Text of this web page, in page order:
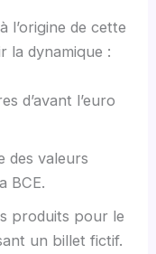
l’origine de cette
la dynamique :
d’avant l’euro
des valeurs
BCE.
produits pour le
un billet fictif.